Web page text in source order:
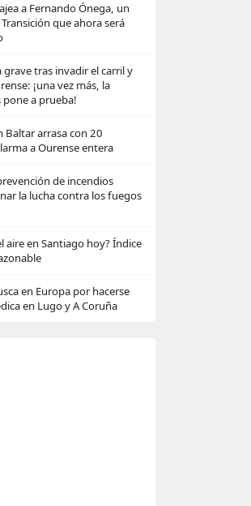
a Fernando Ónega, un
que ahora será
tras invadir el carril y
¡una vez más, la
a prueba!
Baltar arrasa con 20
a Ourense entera
de incendios
la lucha contra los fuegos
aire en Santiago hoy? Índice
en Europa por hacerse
en Lugo y A Coruña